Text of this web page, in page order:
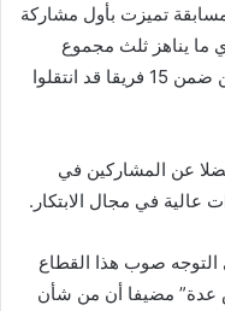
2018 من هذه المسابقة تميزت بأول مشاركة
مسجلا أي ما يناهز ثلث مجموع
الفرق المسجلة ، مضيفا أن ثلاث فرق من ضمن 15 فريقا قد انتقلوا
عن المشاركين في
عالية في مجال الابتكار.
التوجه صوب هذا القطاع
عدة” مضيفا أن من شأن